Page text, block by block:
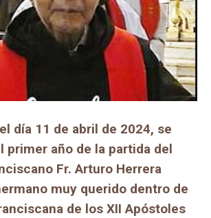
día 11 de abril de 2024, se
primer año de la partida del
Fr. Arturo Herrera
muy querido dentro de
de los XII Apóstoles